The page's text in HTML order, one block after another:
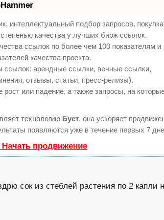
интеллектуальный подбор запросов,
качества у лучших бирж ссылок.
ссылок по более чем 100 показателям и
качества проекта.
арендные ссылки, вечные ссылки,
отзывы, статьи, пресс-релизы).
рост или падение, а также запросы, на
технологию Буст, она ускоряет
появляются уже в течение первых 7
Начать продвижение
сок из стеблей растения по 2 капли